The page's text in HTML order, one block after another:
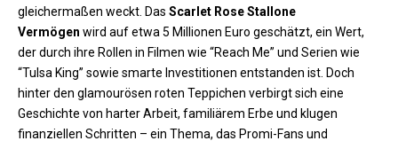
gleichermaßen weckt. Das Scarlet Rose Stallone
Vermögen wird auf etwa 5 Millionen Euro geschätzt, ein Wert,
der durch ihre Rollen in Filmen wie “Reach Me” und Serien wie
“Tulsa King” sowie smarte Investitionen entstanden ist. Doch
hinter den glamourösen roten Teppichen verbirgt sich eine
Geschichte von harter Arbeit, familiärem Erbe und klugen
finanziellen Schritten – ein Thema, das Promi-Fans und